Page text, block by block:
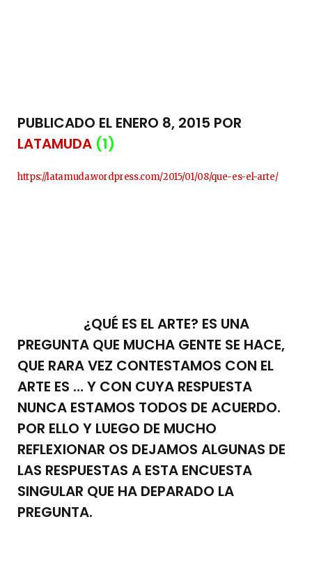
PUBLICADO EL ENERO 8, 2015 POR
LATAMUDA (1)
https://latamuda.wordpress.com/2015/01/08/que-es-el-arte/
¿QUÉ ES EL ARTE? ES UNA
PREGUNTA QUE MUCHA GENTE SE HACE,
QUE RARA VEZ CONTESTAMOS CON EL
ARTE ES … Y CON CUYA RESPUESTA
NUNCA ESTAMOS TODOS DE ACUERDO.
POR ELLO Y LUEGO DE MUCHO
REFLEXIONAR OS DEJAMOS ALGUNAS DE
LAS RESPUESTAS A ESTA ENCUESTA
SINGULAR QUE HA DEPARADO LA
PREGUNTA.